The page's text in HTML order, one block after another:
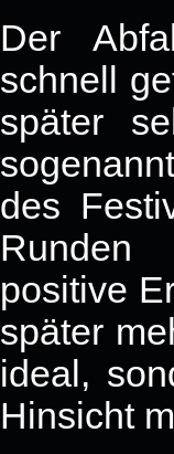
Der
schnell
später
des
Runden
positive
später
ideal,
Hinsicht